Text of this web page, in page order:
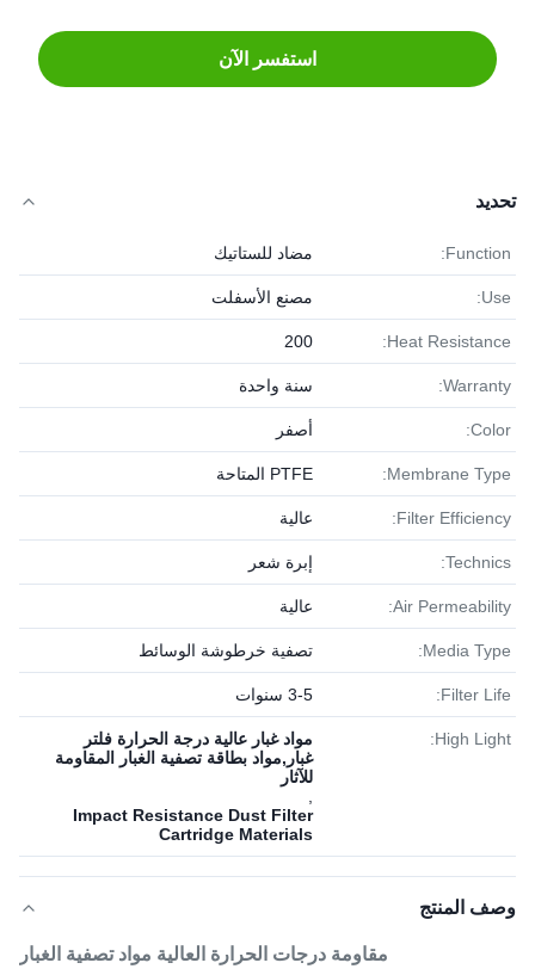
استفسر الآن
تحديد
Function: مضاد للستاتيك
Use: مصنع الأسفلت
Heat Resistance:
200
Warranty: سنة واحدة
Color: أصفر
Membrane Type: PTFE المتاحة
Filter Efficiency: عالية
Technics: إبرة شعر
Air Permeability: عالية
Media Type: تصفية خرطوشة الوسائط
Filter Life: 3-5 سنوات
High Light:
مواد غبار عالية درجة الحرارة فلتر
غبار,مواد بطاقة تصفية الغبار المقاومة
للآثار
Impact Resistance Dust Filter
Cartridge Materials
وصف المنتج
مقاومة درجات الحرارة العالية مواد تصفية الغبار